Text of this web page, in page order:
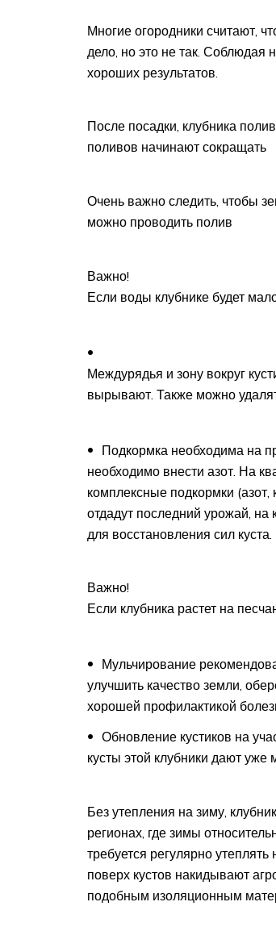
Многие огородники считают,
дело, но это не так. Соблюдая
хороших результатов.
После посадки, клубника
поливов начинают сокращать
Очень важно следить, чтобы
можно проводить полив
Важно!
Если воды клубнике будет
Междурядья и зону вокруг
вырывают. Также можно
Подкормка необходима на
необходимо внести азот. На
комплексные подкормки (азот,
отдадут последний урожай,
для восстановления сил куста.
Важно!
Если клубника растет на
Мульчирование
улучшить качество земли,
хорошей профилактикой
Обновление кустиков на
кусты этой клубники дают уже
Без утепления на зиму,
регионах, где зимы
требуется регулярно
поверх кустов накидывают
подобным изоляционным